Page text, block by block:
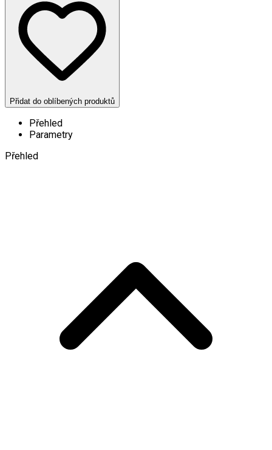
Přidat do oblíbených produktů
Přehled
Parametry
Přehled